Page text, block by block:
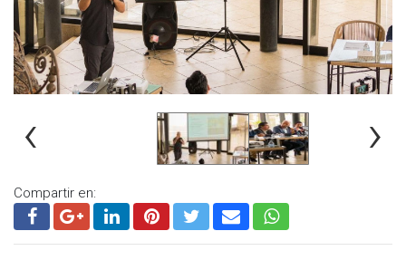
‹ ›
Compartir en: